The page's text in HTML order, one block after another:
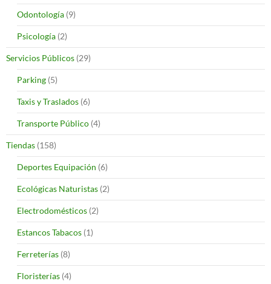
Odontología (9)
Psicología (2)
Servicios Públicos (29)
Parking (5)
Taxis y Traslados (6)
Transporte Público (4)
Tiendas (158)
Deportes Equipación (6)
Ecológicas Naturistas (2)
Electrodomésticos (2)
Estancos Tabacos (1)
Ferreterías (8)
Floristerías (4)